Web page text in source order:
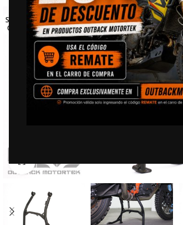
SOLD
OUT
Click to enlarge